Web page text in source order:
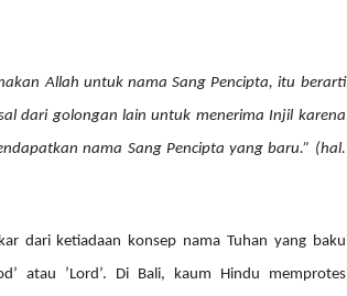
Allah untuk nama Sang Pencipta, itu berarti
dari golongan lain untuk menerima Injil karena
nama Sang Pencipta yang baru.” (hal.
dari ketiadaan konsep nama Tuhan yang baku
atau ’Lord’. Di Bali, kaum Hindu memprotes